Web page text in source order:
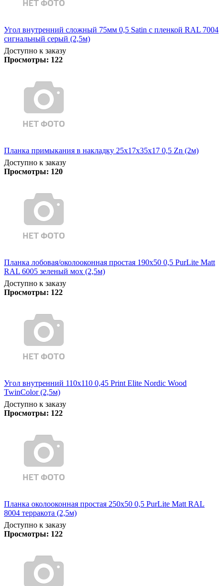
Угол внутренний сложный 75мм 0,5 Satin с пленкой RAL 7004
сигнальный серый (2,5м)
Доступно к заказу
Просмотры: 122
Планка примыкания в накладку 25х17х35х17 0,5 Zn (2м)
Доступно к заказу
Просмотры: 120
Планка лобовая/околооконная простая 190х50 0,5 PurLite Matt
RAL 6005 зеленый мох (2,5м)
Доступно к заказу
Просмотры: 122
Угол внутренний 110х110 0,45 Print Elite Nordic Wood
TwinColor (2,5м)
Доступно к заказу
Просмотры: 122
Планка околооконная простая 250х50 0,5 PurLite Matt RAL
8004 терракота (2,5м)
Доступно к заказу
Просмотры: 122